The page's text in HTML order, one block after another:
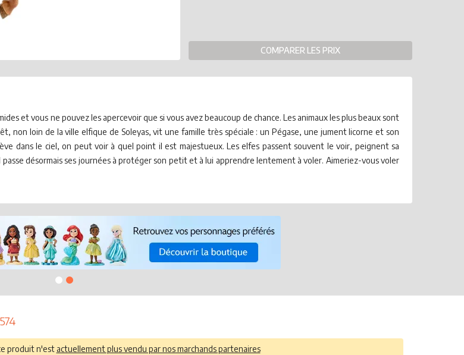
COMPARER LES PRIX
et vous ne pouvez les apercevoir que si vous avez beaucoup de chance. Les animaux les plus beaux sont
non loin de la ville elfique de Soleyas, vit une famille très spéciale : un Pégase, une jument licorne et son
dans le ciel, on peut voir à quel point il est majestueux. Les elfes passent souvent le voir, peignent sa
désormais ses journées à protéger son petit et à lui apprendre lentement à voler. Aimeriez-vous voler
produit n'est actuellement plus vendu par nos marchands partenaires